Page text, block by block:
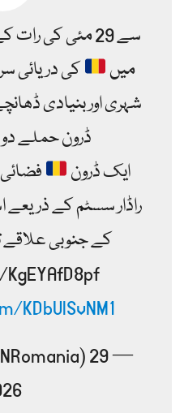
28 سے 29 مئی کی رات کے دوران
میں
کی دریائی
شہری اور بنیادی
ڈرون حملے
ایک ڈرون
راڈار سسٹم کے ذریعے
کے جنوبی